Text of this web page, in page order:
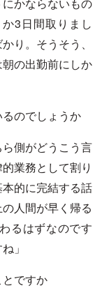
かならないもの
3日間取りまし
り。そうそう、
の出勤前にしか
のでしょうか
ら側がどうこう言
業務として割り
的に完結する話
人間が早く帰る
るはずなのです
」
ですか